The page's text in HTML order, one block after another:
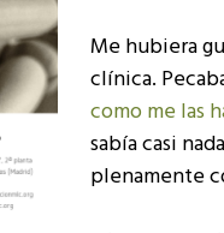
Me hubiera
clínica.
como me las
sabía casi
plenamente